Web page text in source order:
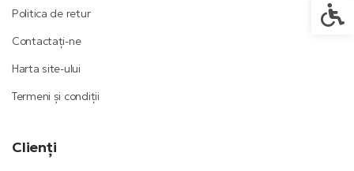
Politica de retur
Contactați-ne
Harta site-ului
Termeni și condiții
Clienți